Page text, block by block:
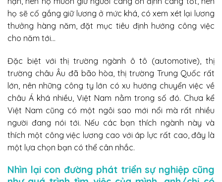
họ sẽ cố gắng giữ lương ở mức khá, có xem xét lại lương
thưởng hàng năm, đặt mục tiêu định hướng công việc
cho năm tới…
Đặc biệt với thị trường ngành ô tô (automotive), thị
trường châu Âu đã bão hòa, thị trường Trung Quốc rất
lớn, nên những công ty lớn có xu hướng chuyển việc về
châu Á khá nhiều, Việt Nam nằm trong số đó. Chưa kể
Việt Nam cũng có một ngôi sao mới nổi mà rất nhiều
người đang nói tới. Nếu các bạn thích ngành này và
thích một công việc lương cao với áp lực rất cao, đây là
một lựa chọn bạn có thể cân nhắc.
Nhìn lại con đường phát triển sự nghiệp cũng